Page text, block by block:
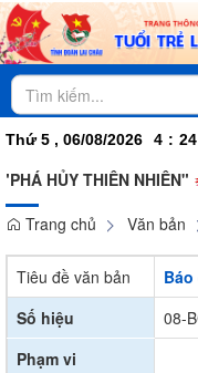
Thứ 5 , 06/08/2026 4 : 24
THIÊN NHIÊN"
Trang chủ
Văn bản
Tiêu đề văn bản
Số hiệu
08-
Phạm vi